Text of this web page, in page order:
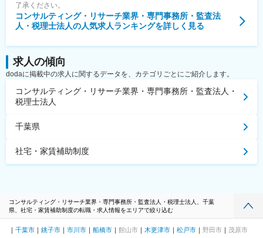
了承ください。
コンサルティング・リサーチ業界・専門事務所・監査法
人・税理士法人の人気求人ランキングを詳しく見る
求人の傾向
dodaに掲載中の求人に関するデータを、カテゴリごとにご紹介します。
コンサルティング・リサーチ業界・専門事務所・監査法人・
税理士法人
千葉県
社宅・家賃補助制度
コンサルティング・リサーチ業界・専門事務所・監査法人・税理士法人、千葉
県、社宅・家賃補助制度の転職・求人情報をエリアで絞り込む
千葉市 銚子市 市川市 船橋市 館山市 木更津市 松戸市 野田市
茂原市